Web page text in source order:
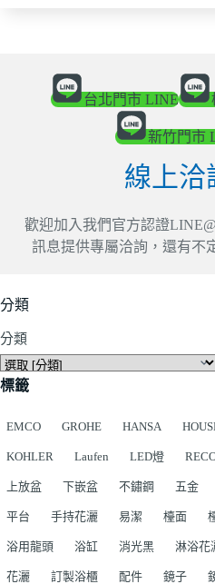
台北門市 LINE
新竹門市
線上洽
歡迎加入我們官方認證
訊息提供專屬洽詢，還有不
分類
分類
標籤
EMCO GROHE HANSA
KOHLER Laufen LED燈
上放盆 下嵌盆 不鏽鋼 五金
平台 手持花灑 易潔 檯面
浴用龍頭 浴缸 消光黑 淋浴花
花灑 訂製浴櫃 配件 鏡子